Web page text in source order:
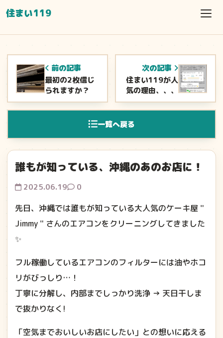
住まい119
前の記事
最初の2枚信じ
られますか？
一覧へ戻る
次の記事
住まい119が人
気の理由、、、
誰もが知っている、沖縄のあのお店に！
2025.06.19 0
先日、沖縄では誰もが知っている大人気のケーキ屋＂
Jimmy＂さんのエアコンをクリーニングしてきました
✨
フル稼働しているエアコンのフィルターには油やホコ
リがびっしり…！
丁寧に分解し、内部までしっかり洗浄 → 天日干しま
で抜かりなく!
「空気までおいしいお店にしたい」との想いに応える